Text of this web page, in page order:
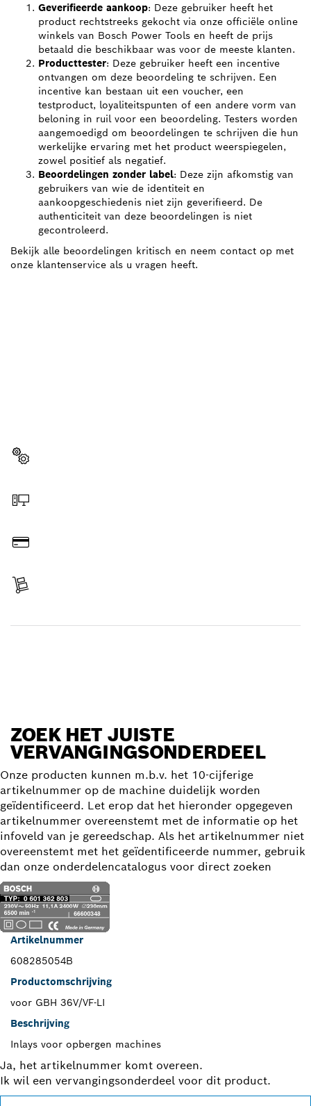
Geverifieerde aankoop: Deze gebruiker heeft het
product rechtstreeks gekocht via onze officiële online
winkels van Bosch Power Tools en heeft de prijs
betaald die beschikbaar was voor de meeste klanten.
Producttester: Deze gebruiker heeft een incentive
ontvangen om deze beoordeling te schrijven. Een
incentive kan bestaan uit een voucher, een
testproduct, loyaliteitspunten of een andere vorm van
beloning in ruil voor een beoordeling. Testers worden
aangemoedigd om beoordelingen te schrijven die hun
werkelijke ervaring met het product weerspiegelen,
zowel positief als negatief.
Beoordelingen zonder label: Deze zijn afkomstig van
gebruikers van wie de identiteit en
aankoopgeschiedenis niet zijn geverifieerd. De
authenticiteit van deze beoordelingen is niet
gecontroleerd.
Bekijk alle beoordelingen kritisch en neem contact op met
onze klantenservice als u vragen heeft.
ZOEK HET JUISTE
VERVANGINGSONDERDEEL
Onze producten kunnen m.b.v. het 10-cijferige
artikelnummer op de machine duidelijk worden
geïdentificeerd. Let erop dat het hieronder opgegeven
artikelnummer overeenstemt met de informatie op het
infoveld van je gereedschap. Als het artikelnummer niet
overeenstemt met het geïdentificeerde nummer, gebruik
dan onze onderdelencatalogus voor direct zoeken
Artikelnummer
608285054B
Productomschrijving
voor GBH 36V/VF-LI
Beschrijving
Inlays voor opbergen machines
Ja, het artikelnummer komt overeen.
Ik wil een vervangingsonderdeel voor dit product.